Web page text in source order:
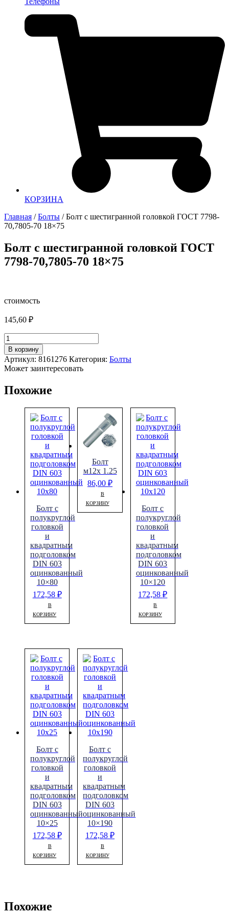
КОРЗИНА
Главная /Болты / Болт с шестигранной головкой ГОСТ 7798-
70,7805-70 18×75
Болт с шестигранной головкой ГОСТ
7798-70,7805-70 18×75
стоимость
145,60 ₽
Количество
товара
Болт
с
шестигранной
ГОСТ
70,7805-
В корзину
Артикул: 8161276 Категория: Болты
Может заинтересовать
Похожие
Болт с
полукруглой
головкой
и
квадратным
подголовком
DIN 603
оцинкованный
10×80
172,58 ₽
В
КОРЗИНУ
Болт
м12х 1.25
86,00₽
В
КОРЗИНУ
Болт с
полукруглой
головкой
и
квадратным
подголовком
DIN 603
оцинкованный
10×120
172,58₽
В
КОРЗИНУ
Болт с
полукруглой
головкой
и
квадратным
подголовком
DIN 603
оцинкованный
10×25
172,58 ₽
В
КОРЗИНУ
Болт с
полукруглой
головкой
и
квадратным
подголовком
DIN 603
оцинкованный
10×190
172,58₽
В
КОРЗИНУ
Похожие